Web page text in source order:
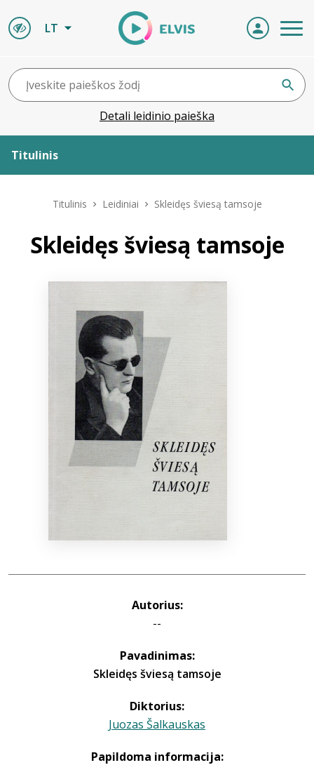
LT
Detali leidinio paieška
Titulinis
Leidiniai
Bibliotekoms
Titulinis Leidiniai Skleidęs šviesą tamsoje
Skleidęs šviesą tamsoje
Autorius:
--
Pavadinimas:
Skleidęs šviesą tamsoje
Diktorius:
Juozas Šalkauskas
Papildoma informacija: